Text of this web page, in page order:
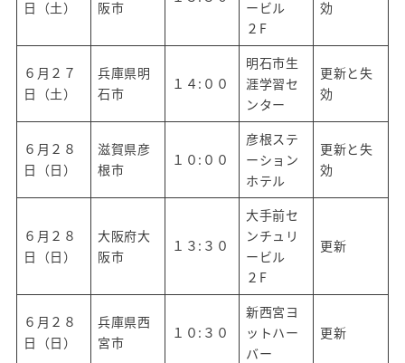
日（土）
阪市
ービル
２F
効
６月２７
日（土）
兵庫県明
石市
１４:００
明石市生
涯学習セ
ンター
更新と失
効
６月２８
日（日）
滋賀県彦
根市
１０:００
彦根ステ
ーション
ホテル
更新と失
効
６月２８
日（日）
大阪府大
阪市
１３:３０
大手前セ
ンチュリ
ービル
２F
更新
６月２８
日（日）
兵庫県西
宮市
１０:３０
新西宮ヨ
ットハー
バー
更新